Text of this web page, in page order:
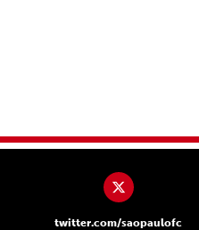
twitter.com/saopaulofc